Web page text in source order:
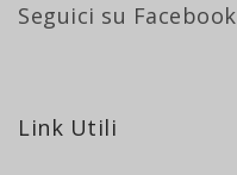
Seguici su Facebook
Link Utili